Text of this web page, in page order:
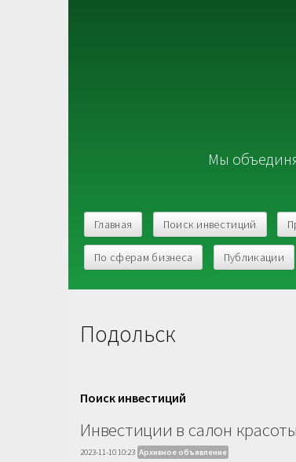
Мы
Главная Поиск инвестиций
По сферам бизнеса Публикации
Подольск
Поиск инвестиций
Инвестиции в салон красоты
2023-11-10 10:23 Архивное объявление